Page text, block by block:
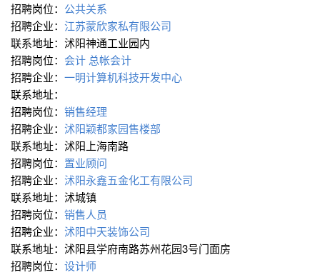
招聘岗位： 公共关系
招聘企业： 江苏蒙欣家私有限公司
联系地址：沭阳神通工业园内
招聘岗位： 会计 总帐会计
招聘企业： 一明计算机科技开发中心
联系地址：
招聘岗位： 销售经理
招聘企业： 沭阳颖都家园售楼部
联系地址：沭阳上海南路
招聘岗位： 置业顾问
招聘企业： 沭阳永鑫五金化工有限公司
联系地址：沭城镇
招聘岗位： 销售人员
招聘企业： 沭阳中天装饰公司
联系地址：沭阳县学府南路苏州花园3号门面房
招聘岗位： 设计师